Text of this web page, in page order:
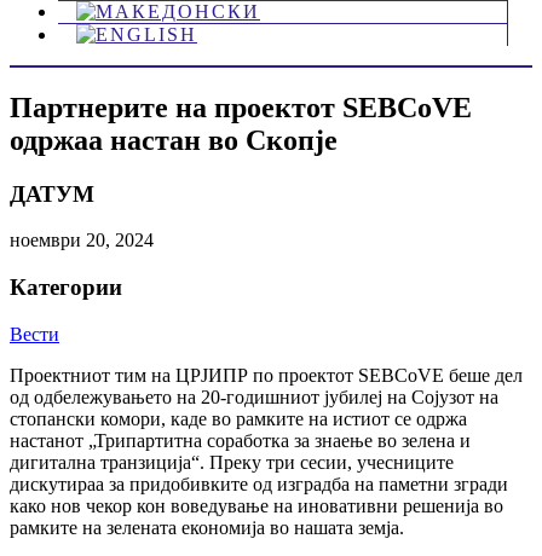
Партнерите на проектот SEBCoVE
одржаа настан во Скопје
ДАТУМ
ноември 20, 2024
Категории
Вести
Проектниот тим на ЦРЈИПР по проектот SEBCoVE беше дел
од одбележувањето на 20-годишниот јубилеј на Сојузот на
стопански комори, каде во рамките на истиот се одржа
настанот „Трипартитна соработка за знаење во зелена и
дигитална транзиција“. Преку три сесии, учесниците
дискутираа за придобивките од изградба на паметни згради
како нов чекор кон воведување на иновативни решенија во
рамките на зелената економија во нашата земја.